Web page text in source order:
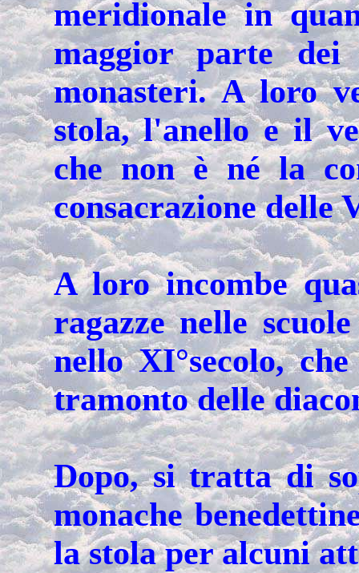
meridionale in
maggior parte
monasteri. A loro
stola, l'anello e il
che non è né la
consacrazione delle
A loro incombe
ragazze nelle
nello XI°secolo,
tramonto delle
Dopo, si tratta di
monache
la stola per alcuni